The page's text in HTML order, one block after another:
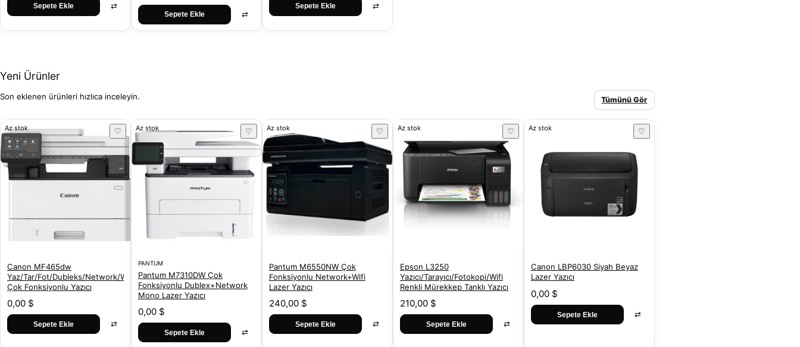
Sepete Ekle ⇄
Sepete Ekle ⇄
Sepete Ekle ⇄
Yeni Ürünler
Son eklenen ürünleri hızlıca inceleyin. Tümünü Gör
Az stok ♡
Canon MF465dw
Yaz/Tar/Fot/Dubleks/Network/Wifi
Çok Fonksiyonlu Yazıcı
0,00 $
Sepete Ekle ⇄
Az stok ♡
PANTUM
Pantum M7310DW Çok
Fonksiyonlu Dublex+Network
Mono Lazer Yazıcı
0,00 $
Sepete Ekle ⇄
Az stok ♡
Pantum M6550NW Çok
Fonksiyonlu Network+Wifi
Lazer Yazıcı
240,00 $
Sepete Ekle ⇄
Az stok ♡
Epson L3250
Yazıcı/Tarayıcı/Fotokopi/Wifi
Renkli Mürekkep Tanklı Yazıcı
210,00 $
Sepete Ekle ⇄
Az stok ♡
Canon LBP6030 Siyah Beyaz
Lazer Yazıcı
0,00 $
Sepete Ekle ⇄